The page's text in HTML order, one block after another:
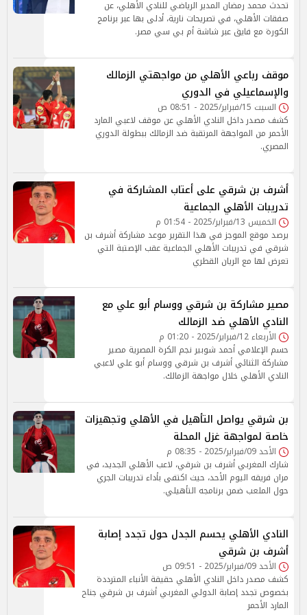
تحدث محمد رمضان المدير الرياضي للنادي الأهلي، عن
صفقات الأهلي، في تصريحات نارية، أدلى بها عبر برنامج
الكورة مع فايق عبر شاشة أم بي سي مصر.
موقف رباعي الأهلي من مواجهتي الزمالك
والإسماعيلي في الدوري
السبت 15/فبراير/2025 - 08:51 ص
كشف مصدر داخل النادي الأهلي عن موقف لاعبي المارد
الأحمر من المواجهة المرتقبة ضد الزمالك ببطولة الدوري
المصري.
أشرف بن شرقي على أعتاب المشاركة في
تدريبات الأهلي الجماعية
الخميس 13/فبراير/2025 - 01:54 م
يرصد موقع الموجز في هذا التقرير موعد مشاركة أشرف بن
شرقي في تدريبات الأهلي الجماعية عقب الإصتبة التي
تعرض لها مع الريان القطري
مصير مشاركة بن شرقي ووسام أبو علي مع
النادي الأهلي ضد الزمالك
الأربعاء 12/فبراير/2025 - 01:20 م
حسم الإعلامي أحمد شوبير نجم الكرة المصرية مصير
مشاركة الثنائي أشرف بن شرقي ووسام أبو علي لاعبي
النادي الأهلي خلال مواجهة الزمالك.
بن شرقي يواصل التأهيل في الأهلي وتجهيزات
خاصة لمواجهة غزل المحلة
الأحد 09/فبراير/2025 - 08:35 م
شارك المغربي أشرف بن شرقي، لاعب الأهلي الجديد، في
مران فريقه اليوم الأحد، حيث اكتفى بأداء تدريبات الجري
حول الملعب ضمن برنامجه التأهيلي.
النادي الأهلي يحسم الجدل حول تجدد إصابة
أشرف بن شرقي
الأحد 09/فبراير/2025 - 09:51 ص
كشف مصدر داخل النادي الأهلي حقيقة الأنباء المترددة
بخصوص تجدد إصابة الدولي المغربي أشرف بن شرقي جناح
المارد الأحمر